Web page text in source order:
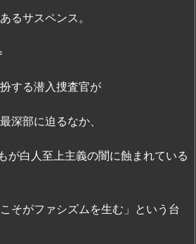
るサスペンス。
する潜入捜査官が
深部に迫るなか、
が白人至上主義の闇に蝕まれている
そがファシズムを生む」という台